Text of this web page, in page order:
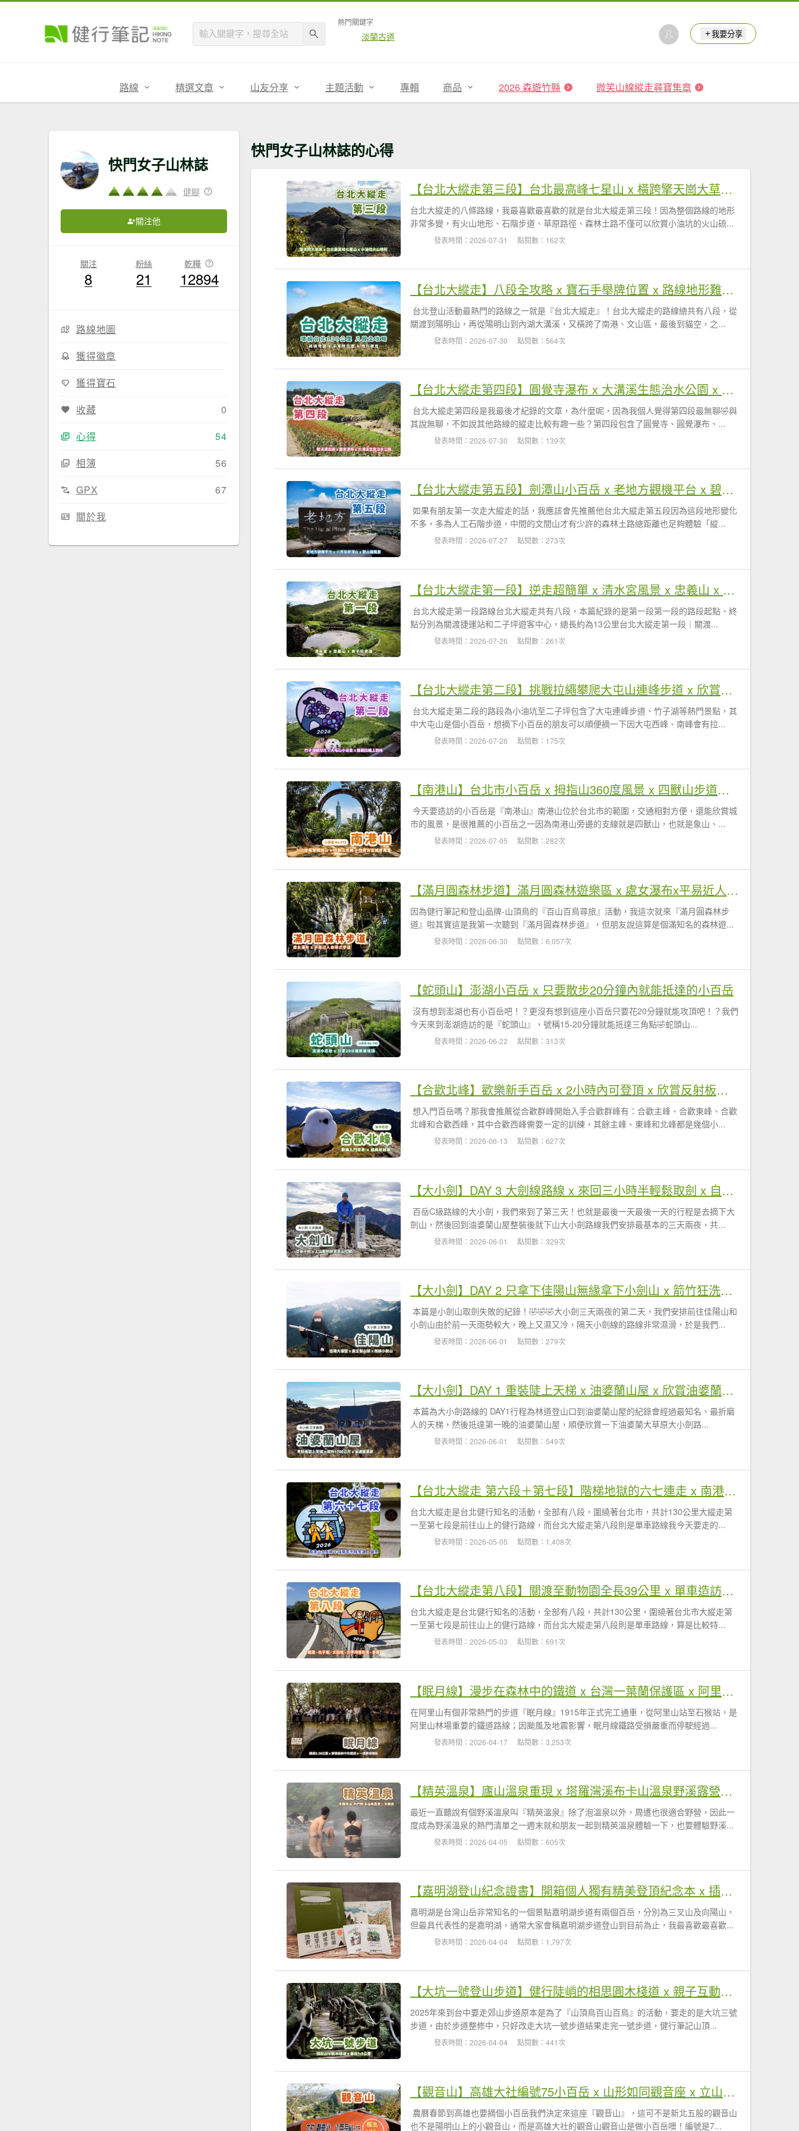
熱門關鍵字
淡蘭古道 我要分享
路線 精選文章 山友分享 主題活動 專輯 商品 2026 森遊竹縣 微笑山線縱走尋寶集章
快門女子山林誌
健腳
關注他
關注
8
粉絲
21
乾糧
12894
路線地圖
獲得徽章
獲得寶石
收藏
0
心得
54
相簿
56
GPX
67
關於我
快門女子山林誌的心得
【台北大縱走第三段】台北最高峰七星山 x 橫跨擎天崗大草原 x 地形多變風景優美
台北大縱走的八條路線，我最喜歡最喜歡的就是台北大縱走第三段！因為整個路線的地形
非常多變，有火山地形、石階步道、草原路徑、森林土路不僅可以欣賞小油坑的火山硫...
發表時間：2026-07-31 點閱數：162次
【台北大縱走】八段全攻略 x 寶石手舉牌位置 x 路線地形難度分享
台北登山活動最熱門的路線之一就是『台北大縱走』！台北大縱走的路線總共有八段，從
關渡到陽明山，再從陽明山到內湖大溝溪，又橫跨了南港、文山區，最後到貓空，之...
發表時間：2026-07-30 點閱數：564次
【台北大縱走第四段】圓覺寺瀑布 x 大溝溪生態治水公園 x 體感最無聊的一段
台北大縱走第四段是我最後才紀錄的文章，為什麼呢，因為我個人覺得第四段最無聊🤣與
其說無聊，不如說其他路線的縱走比較有趣一些？第四段包含了圓覺寺、圓覺瀑布、...
發表時間：2026-07-30 點閱數：139次
【台北大縱走第五段】劍潭山小百岳 x 老地方觀機平台 x 碧山巖風景
如果有朋友第一次走大縱走的話，我應該會先推薦他台北大縱走第五段因為這段地形變化
不多，多為人工石階步道，中間的文間山才有少許的森林土路總距離也足夠體驗「縱...
發表時間：2026-07-27 點閱數：273次
【台北大縱走第一段】逆走超簡單 x 清水宮風景 x 忠義山 x 臺北藝術大學
台北大縱走第一段路線台北大縱走共有八段，本篇紀錄的是第一段第一段的路段起點、終
點分別為關渡捷運站和二子坪遊客中心，總長約為13公里台北大縱走第一段｜關渡...
發表時間：2026-07-26 點閱數：261次
【台北大縱走第二段】挑戰拉繩攀爬大屯山連峰步道 x 欣賞竹子湖繡球花海
台北大縱走第二段的路段為小油坑至二子坪包含了大屯連峰步道、竹子湖等熱門景點，其
中大屯山是個小百岳，想摘下小百岳的朋友可以順便摘一下因大屯西峰、南峰會有拉...
發表時間：2026-07-26 點閱數：175次
【南港山】台北市小百岳 x 拇指山360度風景 x 四獸山步道欣賞台北101
今天要造訪的小百岳是『南港山』南港山位於台北市的範圍，交通相對方便，還能欣賞城
市的風景，是很推薦的小百岳之一因為南港山旁邊的支線就是四獸山，也就是象山、...
發表時間：2026-07-05 點閱數：282次
【滿月圓森林步道】滿月圓森林遊樂區 x 處女瀑布x平易近人自導式步道 x 健行筆記活動
因為健行筆記和登山品牌-山頂鳥的『百山百鳥尋旅』活動，我這次就來『滿月圓森林步
道』啦其實這是我第一次聽到『滿月圓森林步道』，但朋友說這算是個滿知名的森林遊...
發表時間：2026-06-30 點閱數：6,057次
【蛇頭山】澎湖小百岳 x 只要散步20分鐘內就能抵達的小百岳
沒有想到澎湖也有小百岳吧！？更沒有想到這座小百岳只要花20分鐘就能攻頂吧！？我們
今天來到澎湖造訪的是『蛇頭山』，號稱15-20分鐘就能抵達三角點🤣蛇頭山...
發表時間：2026-06-22 點閱數：313次
【合歡北峰】歡樂新手百岳 x 2小時內可登頂 x 欣賞反射板大草原
想入門百岳嗎？那我會推薦從合歡群峰開始入手合歡群峰有：合歡主峰、合歡東峰、合歡
北峰和合歡西峰，其中合歡西峰需要一定的訓練，其餘主峰、東峰和北峰都是幾個小...
發表時間：2026-06-13 點閱數：627次
【大小劍】DAY 3 大劍線路線 x 來回三小時半輕鬆取劍 x 自背大劍上山拍帥照
百岳C級路線的大小劍，我們來到了第三天！也就是最後一天最後一天的行程是去摘下大
劍山，然後回到油婆蘭山屋整裝後就下山大小劍路線我們安排最基本的三天兩夜，共...
發表時間：2026-06-01 點閱數：329次
【大小劍】DAY 2 只拿下佳陽山無緣拿下小劍山 x 箭竹狂洗臉 x 手腳攀爬假山頭
本篇是小劍山取劍失敗的紀錄！🤣🤣🤣大小劍三天兩夜的第二天，我們安排前往佳陽山和
小劍山由於前一天雨勢較大，晚上又濕又冷，隔天小劍線的路線非常濕滑，於是我們...
發表時間：2026-06-01 點閱數：279次
【大小劍】DAY 1 重裝陡上天梯 x 油婆蘭山屋 x 欣賞油婆蘭大草原
本篇為大小劍路線的 DAY1行程為林道登山口到油婆蘭山屋的紀錄會經過最知名、最折磨
人的天梯，然後抵達第一晚的油婆蘭山屋，順便欣賞一下油婆蘭大草原大小劍路...
發表時間：2026-06-01 點閱數：549次
【台北大縱走 第六段＋第七段】階梯地獄的六七連走 x 南港山九五峯 x 指南宮千階步道 x 貓空霜淇淋
台北大縱走是台北健行知名的活動，全部有八段，圍繞著台北市，共計130公里大縱走第
一至第七段是前往山上的健行路線，而台北大縱走第八段則是單車路線我今天要走的...
發表時間：2026-05-05 點閱數：1,408次
【台北大縱走第八段】關渡至動物園全長39公里 x 單車造訪社子島 大稻埕 古亭河濱花海
台北大縱走是台北健行知名的活動，全部有八段，共計130公里，圍繞著台北市大縱走第
一至第七段是前往山上的健行路線，而台北大縱走第八段則是單車路線，算是比較特...
發表時間：2026-05-03 點閱數：691次
【眠月線】漫步在森林中的鐵道 x 台灣一葉蘭保護區 x 阿里山幽靜步道
在阿里山有個非常熱門的步道『眠月線』1915年正式完工通車，從阿里山站至石猴站，是
阿里山林場重要的鐵道路線；因颱風及地震影響，眠月線鐵路受損嚴重而停駛經過...
發表時間：2026-04-17 點閱數：3,253次
【精英溫泉】廬山溫泉重現 x 塔羅灣溪布卡山溫泉野溪露營兩天一夜
最近一直聽說有個野溪溫泉叫『精英溫泉』除了泡溫泉以外，周遭也很適合野營，因此一
度成為野溪溫泉的熱門清單之一週末就和朋友一起到精英溫泉體驗一下，也要體驗野溪...
發表時間：2026-04-05 點閱數：605次
【嘉明湖登山紀念證書】開箱個人獨有精美登頂紀念本 x 插畫家沈恩民繪製
嘉明湖是台灣山岳非常知名的一個景點嘉明湖步道有兩個百岳，分別為三叉山及向陽山，
但最具代表性的是嘉明湖，通常大家會稱嘉明湖步道登山到目前為止，我最喜歡最喜歡...
發表時間：2026-04-04 點閱數：1,797次
【大坑一號登山步道】健行陡峭的相思圓木棧道 x 親子互動大坑體訓場
2025年來到台中要走郊山步道原本是為了『山頂鳥百山百鳥』的活動，要走的是大坑三號
步道，由於步道整修中，只好改走大坑一號步道結果走完一號步道，健行筆記山頂...
發表時間：2026-04-04 點閱數：441次
【觀音山】高雄大社編號75小百岳 x 山形如同觀音座 x 立山富山環狀路線
農曆春節到高雄也要摘個小百岳我們決定來這座『觀音山』，這可不是新北五股的觀音山
也不是陽明山上的小觀音山，而是高雄大社的觀音山觀音山是做小百岳噢！編號是7...